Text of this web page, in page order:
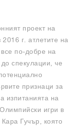
проект на
г. атлетите на
по-добре на
спекулации, че
признаци за
изпитанията на
игри в
Гучър, която